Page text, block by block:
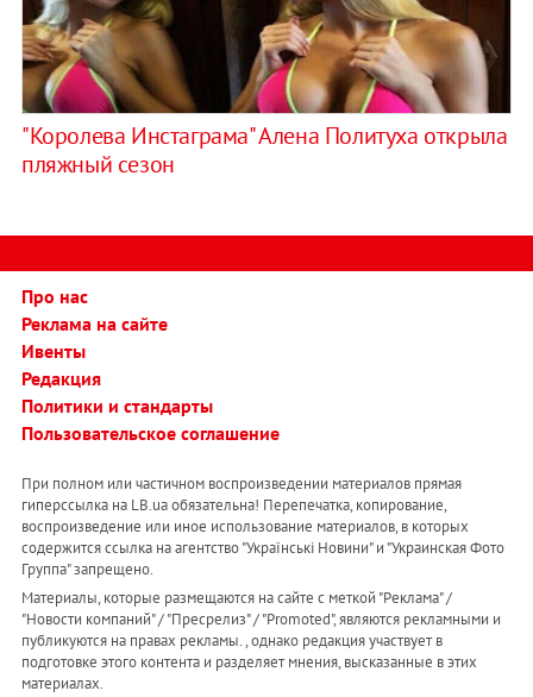
"Королева Инстаграма" Алена Политуха открыла
пляжный сезон
Про нас
Реклама на сайте
Ивенты
Редакция
Политики и стандарты
Пользовательское соглашение
При полном или частичном воспроизведении материалов прямая
гиперссылка на LB.ua обязательна! Перепечатка, копирование,
воспроизведение или иное использование материалов, в которых
содержится ссылка на агентство "Українськi Новини" и "Украинская Фото
Группа" запрещено.
Материалы, которые размещаются на сайте с меткой "Реклама" /
"Новости компаний" / "Пресрелиз" / "Promoted", являются рекламными и
публикуются на правах рекламы. , однако редакция участвует в
подготовке этого контента и разделяет мнения, высказанные в этих
материалах.